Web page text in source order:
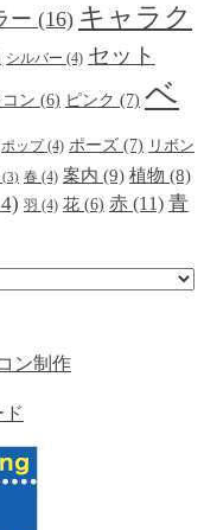
ー (16) キャラク
シルバー (4) セット
ン (6) ピンク (7) ベ
ポップ(4) ポーズ (7) リボン
(3) 春 (4) 案内 (9) 植物 (8)
羽 (4) 花 (6) 赤 (11) 青
ン制作